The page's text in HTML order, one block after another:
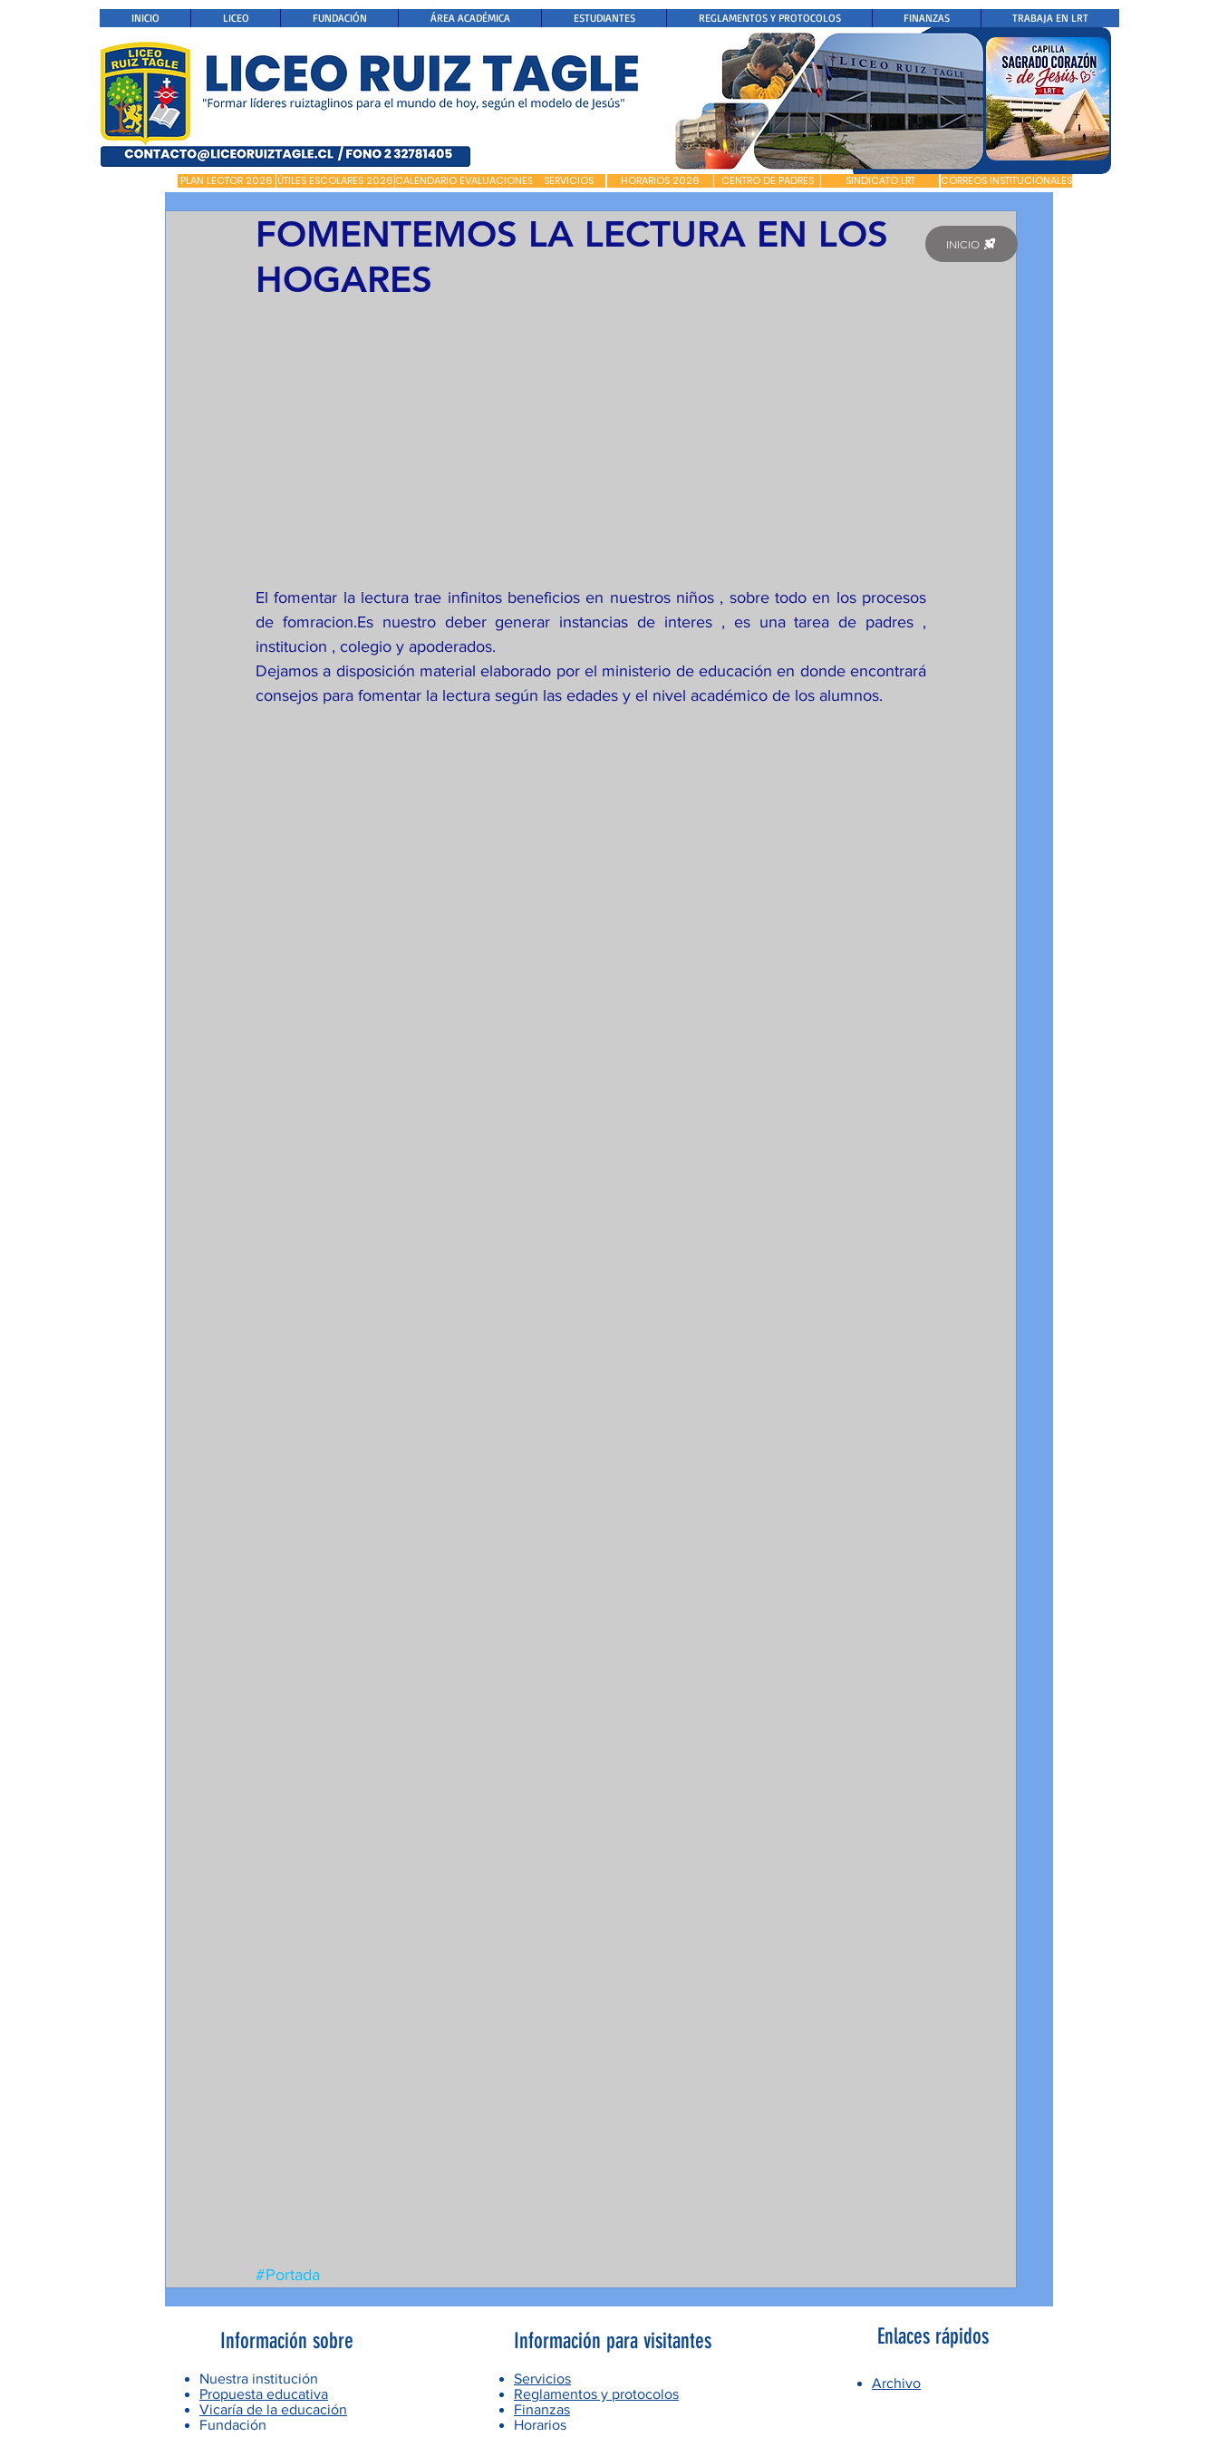
INICIO LICEO FUNDACIÓN ÁREA ACADÉMICA ESTUDIANTES REGLAMENTOS Y PROTOCOLOS FINANZAS TRABAJA EN LRT
PLAN LECTOR 2026 ÚTILES ESCOLARES 2026 CALENDARIO EVALUACIONES SERVICIOS HORARIOS 2026 CENTRO DE PADRES SINDICATO LRT CORREOS INSTITUCIONALES
FOMENTEMOS LA LECTURA EN LOS
HOGARES
El fomentar la lectura trae infinitos beneficios en nuestros niños , sobre todo en los procesos
de fomracion.Es nuestro deber generar instancias de interes , es una tarea de padres ,
institucion , colegio y apoderados.
Dejamos a disposición material elaborado por el ministerio de educación en donde encontrará
consejos para fomentar la lectura según las edades y el nivel académico de los alumnos.
#Portada
INICIO
Información sobre
Nuestra institución
Propuesta educativa
Vicaría de la educación
Fundación
Información para visitantes
Servicios
Reglamentos y protocolos
Finanzas
Horarios
Enlaces rápidos
Archivo